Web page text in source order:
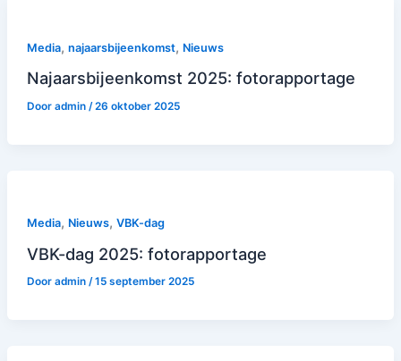
Media, najaarsbijeenkomst, Nieuws
Najaarsbijeenkomst 2025: fotorapportage
Door admin /26 oktober 2025
Media, Nieuws, VBK-dag
VBK-dag 2025: fotorapportage
Door admin /15 september 2025